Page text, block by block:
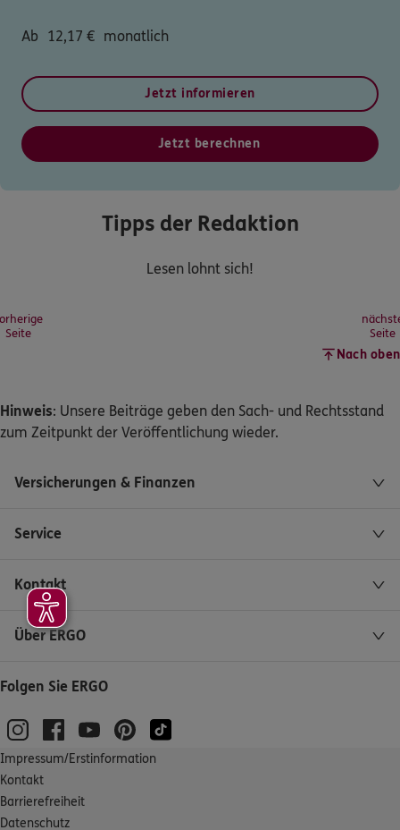
Ab 12,17 € monatlich
Jetzt informieren
Jetzt berechnen
Tipps der Redaktion
Lesen lohnt sich!
Seite
Seite
Nach oben
Hinweis: Unsere Beiträge geben den Sach- und Rechtsstand
zum Zeitpunkt der Veröffentlichung wieder.
Versicherungen & Finanzen
Service
Kontakt
Über ERGO
Folgen Sie ERGO
Impressum/Erstinformation
Kontakt
Barrierefreiheit
Datenschutz